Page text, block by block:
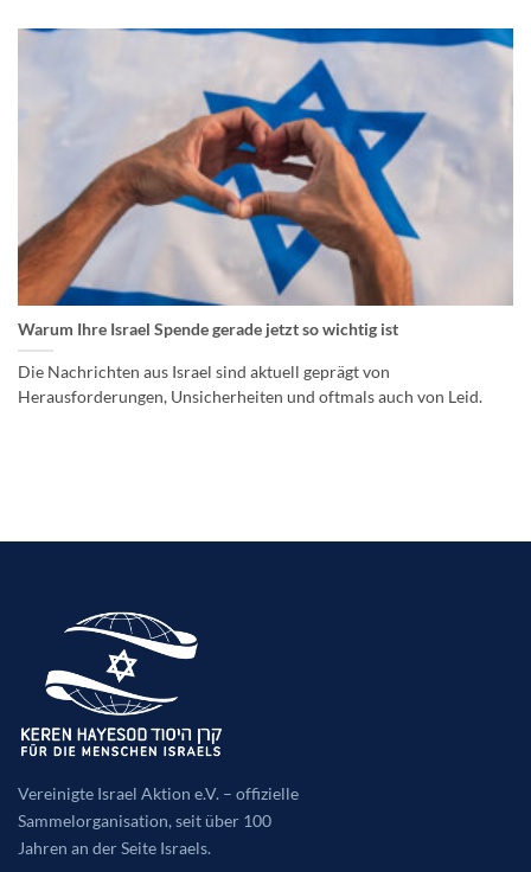
Warum Ihre Israel Spende gerade jetzt so wichtig ist
Die Nachrichten aus Israel sind aktuell geprägt von
Herausforderungen, Unsicherheiten und oftmals auch von Leid.
Vereinigte Israel Aktion e.V. – offizielle
Sammelorganisation, seit über 100
Jahren an der Seite Israels.